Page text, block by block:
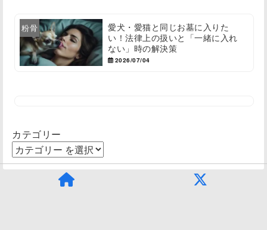
粉骨
愛犬・愛猫と同じお墓に入りた
い！法律上の扱いと「一緒に入れ
ない」時の解決策
2026/07/04
カテゴリー